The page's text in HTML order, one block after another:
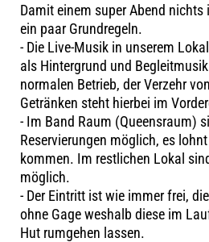
Damit einem super Abend
ein paar Grundregeln.
- Die Live-Musik in unserem
als Hintergrund und
normalen Betrieb, der Verzehr
Getränken steht hierbei im
- Im Band Raum (Queensraum)
Reservierungen möglich, es
kommen. Im restlichen Lokal
möglich.
- Der Eintritt ist wie immer frei,
ohne Gage weshalb diese im
Hut rumgehen lassen.